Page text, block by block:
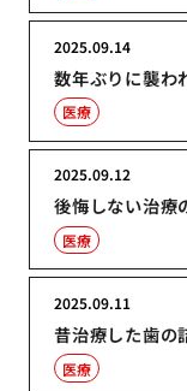
数年ぶりに襲わ
2025.09.14
医療
後悔しない治療
2025.09.12
医療
昔治療した歯の
2025.09.11
医療